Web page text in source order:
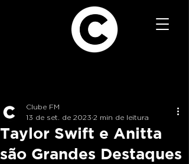
Taylor Swift e Anitta
são Grandes Destaques
Clube FM
13 de set. de 2023 2 min de leitura